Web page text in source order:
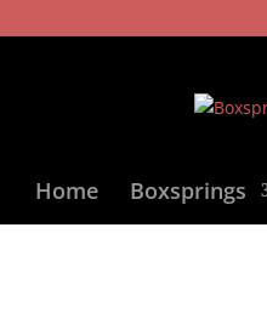
Home Boxsprings